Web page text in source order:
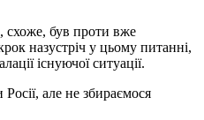
схоже, був проти вже
назустріч у цьому питанні,
існуючої ситуації.
але не збираємося